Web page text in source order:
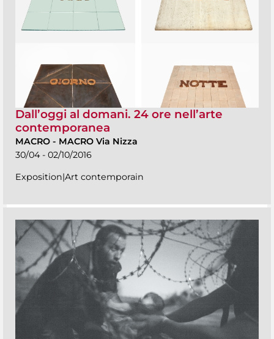
Dall’oggi al domani. 24 ore nell’arte
contemporanea
MACRO - MACRO Via Nizza
30/04 - 02/10/2016
Exposition|Art contemporain